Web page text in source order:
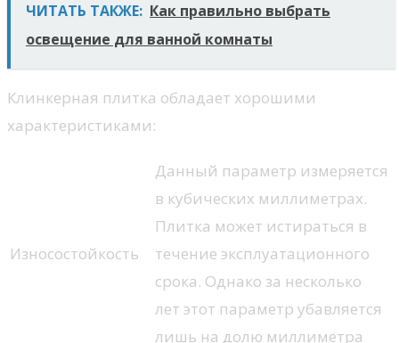
ЧИТАТЬ ТАКЖЕ: Как правильно выбрать
освещение для ванной комнаты
Клинкерная плитка обладает хорошими
характеристиками:
Износостойкость
Данный параметр измеряется
в кубических миллиметрах.
Плитка может истираться в
течение эксплуатационного
срока. Однако за несколько
лет этот параметр убавляется
лишь на долю миллиметра